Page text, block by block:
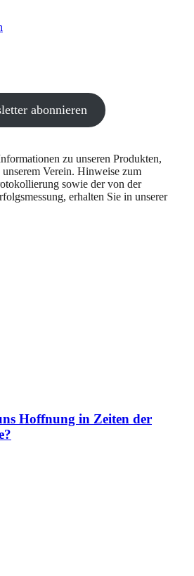
abonnieren
zu unseren Produkten,
Verein. Hinweise zum
sowie der von der
erhalten Sie in unserer
Hoffnung in Zeiten der